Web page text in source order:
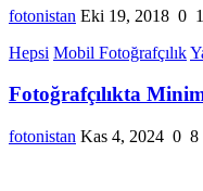
fotonistan Eki 19, 2018 0
Hepsi Mobil Fotoğrafçılık
Fotoğrafçılıkta
fotonistan Kas 4, 2024 0 8